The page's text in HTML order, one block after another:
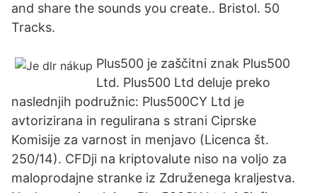
and share the sounds you create.. Bristol. 50
Tracks.
Plus500 je zaščitni znak Plus500
Ltd. Plus500 Ltd deluje preko
naslednjih podružnic: Plus500CY Ltd je
avtorizirana in regulirana s strani Ciprske
Komisije za varnost in menjavo (Licenca št.
250/14). CFDji na kriptovalute niso na voljo za
maloprodajne stranke iz Združenega kraljestva.